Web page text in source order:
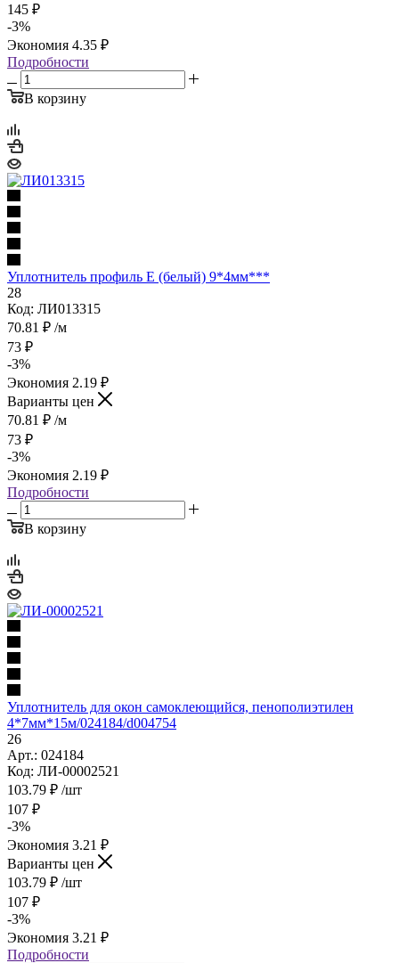
145 ₽
-3%
Экономия 4.35 ₽
Подробности
В корзину
Уплотнитель профиль Е (белый) 9*4мм***
28
Код: ЛИ013315
70.81 ₽ /м
73 ₽
-3%
Экономия 2.19 ₽
Варианты цен
70.81 ₽ /м
73 ₽
-3%
Экономия 2.19 ₽
Подробности
В корзину
Уплотнитель для окон самоклеющийся, пенополиэтилен
4*7мм*15м/024184/d004754
26
Арт.: 024184
Код: ЛИ-00002521
103.79 ₽ /шт
107 ₽
-3%
Экономия 3.21 ₽
Варианты цен
103.79 ₽ /шт
107 ₽
-3%
Экономия 3.21 ₽
Подробности